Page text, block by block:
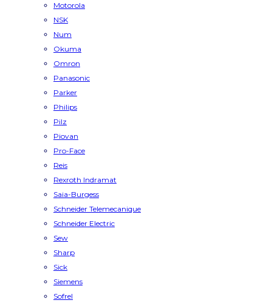
Motorola
NSK
Num
Okuma
Omron
Panasonic
Parker
Philips
Pilz
Piovan
Pro-Face
Reis
Rexroth Indramat
Saia-Burgess
Schneider Telemecanique
Schneider Electric
Sew
Sharp
Sick
Siemens
Sofrel